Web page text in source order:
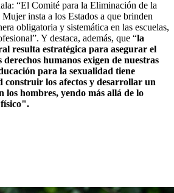
“El Comité para la Eliminación de la
insta a los Estados a que brinden
obligatoria y sistemática en las escuelas,
Y destaca, además, que “la
resulta estratégica para asegurar el
humanos exigen de nuestras
para la sexualidad tiene
construir los afectos y desarrollar un
los hombres, yendo más allá de lo